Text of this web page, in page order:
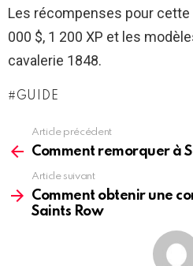
Les récompenses pour
000 $, 1 200 XP et les
cavalerie 1848.
GUIDE
more
Article précédent
Comment remorquer à
Article suivant
Comment obtenir une
Saints Row